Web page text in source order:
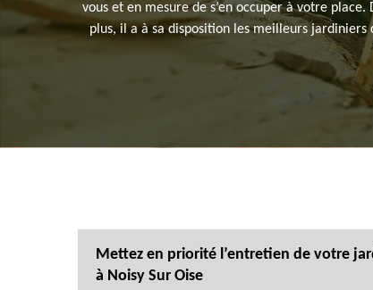
vous et en mesure de s’en occuper à votre
plus, il a à sa disposition les meilleurs
Mettez en priorité l’entretien de votre
à Noisy Sur Oise